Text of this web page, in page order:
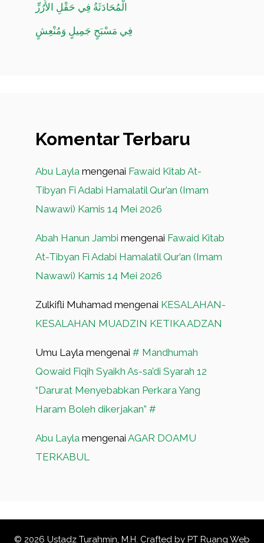
الْمُحَادَثَةُ فِي حَقْلِ الأَرُزِّ
فِي مَسْبَحٍ جَمِيلٍ وَمُنْعِشٍ
Komentar Terbaru
Abu Layla mengenai Fawaid Kitab At-
Tibyan Fi Adabi Hamalatil Qur’an (Imam
Nawawi) Kamis 14 Mei 2026
Abah Hanun Jambi mengenai Fawaid Kitab
At-Tibyan Fi Adabi Hamalatil Qur’an (Imam
Nawawi) Kamis 14 Mei 2026
Zulkifli Muhamad mengenai KESALAHAN-
KESALAHAN MUADZIN KETIKA ADZAN
Umu Layla mengenai # Mandhumah
Qowaid Fiqih Syaikh As-sa’di Syarah 12
“Darurat Menyebabkan Perkara Yang
Haram Boleh dikerjakan” #
Abu Layla mengenai AGAR DOAMU
TERKABUL
© 2026 Ustadz Turahmin, M.H. Crafted by PT Ruang Web